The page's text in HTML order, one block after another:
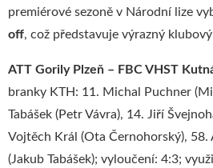
premiérové sezoně v Národní lize
off, což představuje výrazný
ATT Gorily Plzeň – FBC VHST
branky KTH: 11. Michal Puchner
Tabášek (Petr Vávra), 14. Jiří
Vojtěch Král (Ota Černohorský),
(Jakub Tabášek); vyloučení: 4:3;